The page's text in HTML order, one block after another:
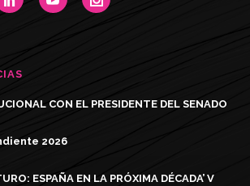
CON EL PRESIDENTE DEL SENADO
2026
ESPAÑA EN LA PRÓXIMA DÉCADA’ V